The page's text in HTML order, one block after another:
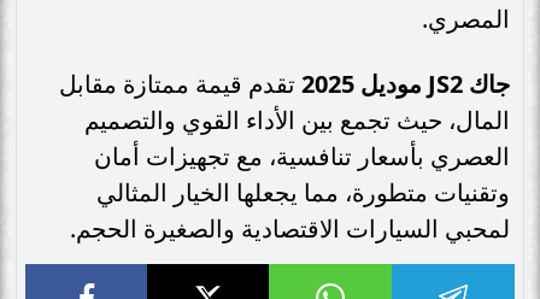
المصري.
جاك JS2 موديل 2025
تقدم قيمة ممتازة مقابل
المال، حيث تجمع بين الأداء القوي والتصميم
العصري بأسعار تنافسية، مع تجهيزات أمان
وتقنيات متطورة، مما يجعلها الخيار المثالي
لمحبي السيارات الاقتصادية والصغيرة الحجم.